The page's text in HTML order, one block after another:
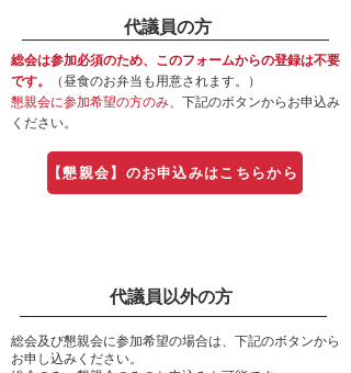
代議員の方
総会は参加必須のため、このフォームからの登録は不要
です。
（昼食のお弁当も用意されます。）
懇親会に参加希望の方のみ、下記のボタンからお申込み
ください。
【懇親会】のお申込みはこちらから
代議員以外の方
総会及び懇親会に参加希望の場合は、下記のボタンから
お申し込みください。